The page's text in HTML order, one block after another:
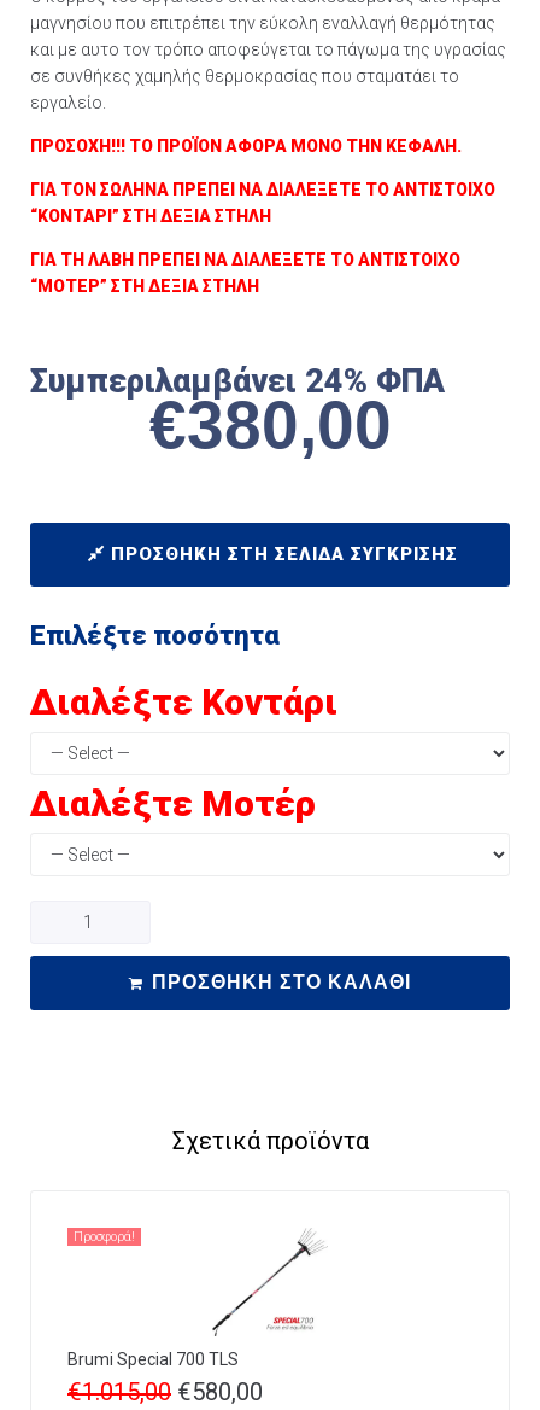
μαγνησίου που επιτρέπει την εύκολη εναλλαγή θερμότητας
και με αυτο τον τρόπο αποφεύγεται το πάγωμα της υγρασίας
σε συνθήκες χαμηλής θερμοκρασίας που σταματάει το
εργαλείο.
ΠΡΟΣΟΧΗ!!! ΤΟ ΠΡΟΪΟΝ ΑΦΟΡΑ ΜΟΝΟ ΤHΝ ΚΕΦΑΛΗ.
ΓΙΑ ΤΟΝ ΣΩΛΗΝΑ ΠΡΕΠΕΙ ΝΑΔΙΑΛΕΞΕΤΕ ΤΟ ΑΝΤΙΣΤΟΙΧΟ
“ΚΟΝΤΑΡΙ” ΣΤΗ ΔΕΞΙΑ ΣΤΗΛΗ
ΓΙΑ ΤΗ ΛΑΒΗ ΠΡΕΠΕΙ ΝΑ ΔΙΑΛΕΞΕΤΕ ΤΟ ΑΝΤΙΣΤΟΙΧΟ
“ΜΟΤΕΡ” ΣΤΗ ΔΕΞΙΑ ΣΤΗΛΗ
Συμπεριλαμβάνει 24% ΦΠΑ
€380,00
ΠΡΟΣΘΉΚΗ ΣΤΗ ΣΕΛΊΔΑ ΣΎΓΚΡΙΣΗΣ
Επιλέξτε ποσότητα
Διαλέξτε Κοντάρι
Διαλέξτε Μοτέρ
ΠΡΟΣΘΉΚΗ ΣΤΟ ΚΑΛΆΘΙ
Σχετικά προϊόντα
Προσφορά!
Brumi Special 700 TLS
€1.015,00 €580,00